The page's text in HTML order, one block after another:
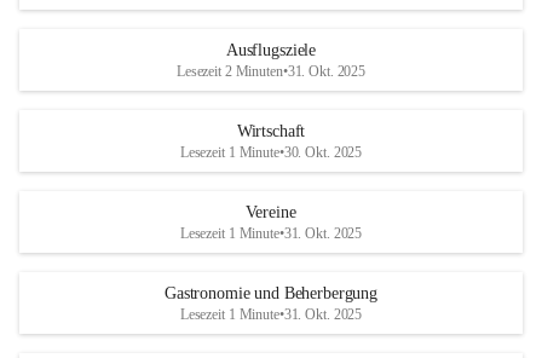
Ausflugsziele
Lesezeit 2 Minuten•31. Okt. 2025
Wirtschaft
Lesezeit 1 Minute•30. Okt. 2025
Vereine
Lesezeit 1 Minute•31. Okt. 2025
Gastronomie und Beherbergung
Lesezeit 1 Minute•31. Okt. 2025